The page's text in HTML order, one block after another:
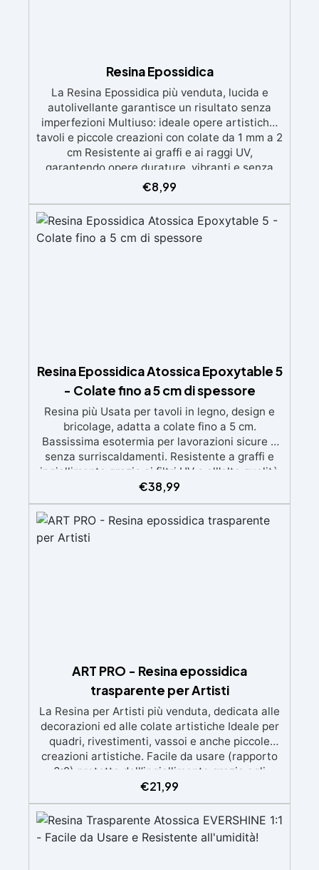
Resina Epossidica
La Resina Epossidica più venduta, lucida e
autolivellante garantisce un risultato senza
imperfezioni Multiuso: ideale opere artistiche,
tavoli e piccole creazioni con colate da 1 mm a 2
cm Resistente ai graffi e ai raggi UV,
garantendo opere durature, vibranti e senza
ingiallimenti nel tempo Bassa viscosità e
formula anti-bolle per risultati impeccabili,
Certificata Atossica post catalisi per contatto
con la pelle, BPA free e VoC Free
€8,99
Resina Epossidica Atossica Epoxytable 5
- Colate fino a 5 cm di spessore
Resina più Usata per tavoli in legno, design e
bricolage, adatta a colate fino a 5 cm.
Bassissima esotermia per lavorazioni sicure e
senza surriscaldamenti. Resistente a graffi e
ingiallimento grazie ai filtri UV e all'alta qualità
meccanica. Bassa viscosità per eliminare bolle
d'aria e ottenere finiture lisce. Sicura, atossica,
BPA/VOC free e certificata per il contatto
prolungato con la pelle.
€38,99
ART PRO - Resina epossidica
trasparente per Artisti
La Resina per Artisti più venduta, dedicata alle
decorazioni ed alle colate artistiche Ideale per
quadri, rivestimenti, vassoi e anche piccole
creazioni artistiche. Facile da usare (rapporto
3:2) protetta dall’ingiallimento grazie agli
speciali filtri UV Formula densa : non cola via,
mantenendo i design precisi e puliti. Indurisce
in 12-24h garantendo una superficie lucida e
brillante
€21,99